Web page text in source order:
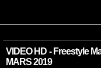
VIDEO HD - Freestyle
MARS 2019